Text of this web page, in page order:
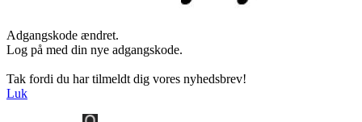
Adgangskode ændret.
Log på med din nye adgangskode.
Tak fordi du har tilmeldt dig vores nyhedsbrev!
Luk